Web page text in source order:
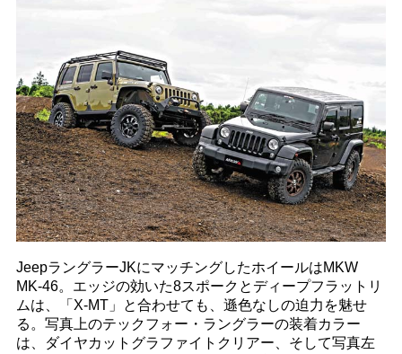
JeepラングラーJKにマッチングしたホイールはMKW
MK-46。エッジの効いた8スポークとディープフラットリ
ムは、「X-MT」と合わせても、遜色なしの迫力を魅せ
る。写真上のテックフォー・ラングラーの装着カラー
は、ダイヤカットグラファイトクリアー、そして写真左